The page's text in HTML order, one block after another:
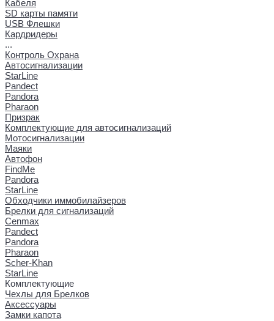
Кабеля
SD карты памяти
USB Флешки
Кардридеры
...
Контроль Охрана
Автосигнализации
StarLine
Pandect
Pandora
Pharaon
Призрак
Комплектующие для автосигнализаций
Мотосигнализации
Маяки
Автофон
FindMe
Pandora
StarLine
Обходчики иммобилайзеров
Брелки для сигнализаций
Cenmax
Pandect
Pandora
Pharaon
Scher-Khan
StarLine
Комплектующие
Чехлы для Брелков
Аксессуары
Замки капота